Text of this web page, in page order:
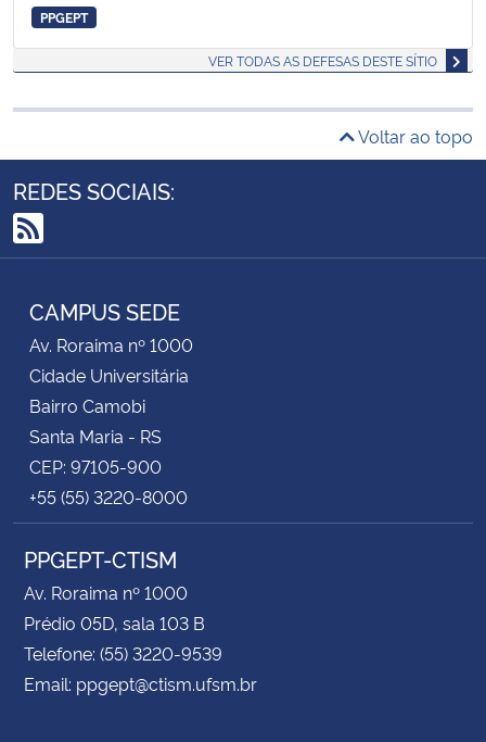
PPGEPT
VER TODAS AS DEFESAS DESTE SÍTIO
Voltar ao topo
REDES SOCIAIS:
RSS
CAMPUS SEDE
Av. Roraima nº 1000
Cidade Universitária
Bairro Camobi
Santa Maria - RS
CEP: 97105-900
+55 (55) 3220-8000
PPGEPT-CTISM
Av. Roraima nº 1000
Prédio 05D, sala 103 B
Telefone: (55) 3220-9539
Email: ppgept@ctism.ufsm.br